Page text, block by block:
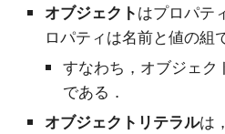
オブジェクトはプロパテ
ロパティは名前と値の組
すなわち，オブジェク
である．
オブジェクトリテラルは